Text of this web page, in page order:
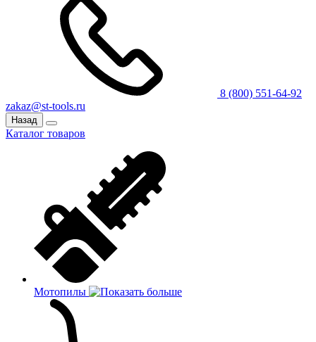
8 (800) 551-64-92
zakaz@st-tools.ru
Назад
Каталог товаров
Мотопилы